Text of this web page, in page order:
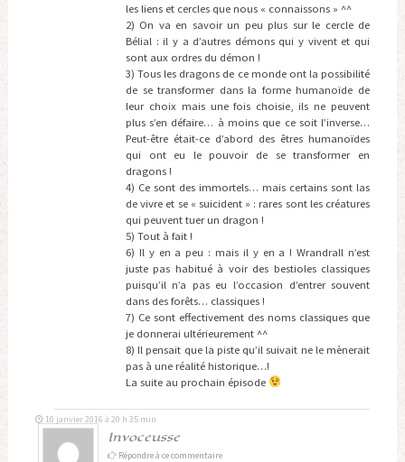
les liens et cercles que nous « connaissons » ^^
2) On va en savoir un peu plus sur le cercle de
Bélial : il y a d’autres démons qui y vivent et qui
sont aux ordres du démon !
3) Tous les dragons de ce monde ont la possibilité
de se transformer dans la forme humanoïde de
leur choix mais une fois choisie, ils ne peuvent
plus s’en défaire… à moins que ce soit l’inverse…
Peut-être était-ce d’abord des êtres humanoïdes
qui ont eu le pouvoir de se transformer en
dragons !
4) Ce sont des immortels… mais certains sont las
de vivre et se « suicident » : rares sont les créatures
qui peuvent tuer un dragon !
5) Tout à fait !
6) Il y en a peu : mais il y en a ! Wrandrall n’est
juste pas habitué à voir des bestioles classiques
puisqu’il n’a pas eu l’occasion d’entrer souvent
dans des forêts… classiques !
7) Ce sont effectivement des noms classiques que
je donnerai ultérieurement ^^
8) Il pensait que la piste qu’il suivait ne le mènerait
pas à une réalité historique…!
La suite au prochain épisode
Invoceusse
10 janvier 2016 à 20 h 35 min
Répondre à ce commentaire